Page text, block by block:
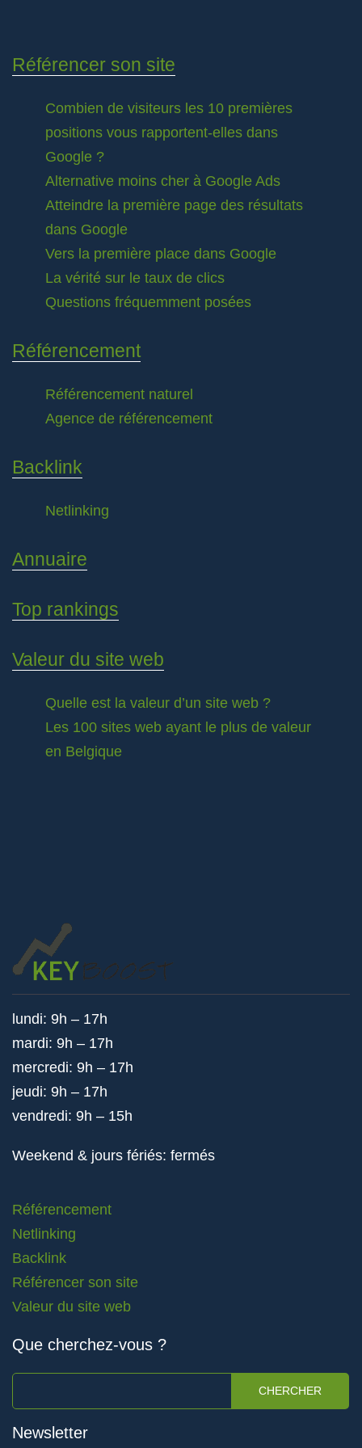
Référencer son site
Combien de visiteurs les 10 premières
positions vous rapportent-elles dans
Google ?
Alternative moins cher à Google Ads
Atteindre la première page des résultats
dans Google
Vers la première place dans Google
La vérité sur le taux de clics
Questions fréquemment posées
Référencement
Référencement naturel
Agence de référencement
Backlink
Netlinking
Annuaire
Top rankings
Valeur du site web
Quelle est la valeur d’un site web ?
Les 100 sites web ayant le plus de valeur
en Belgique
lundi: 9h – 17h
mardi: 9h – 17h
mercredi: 9h – 17h
jeudi: 9h – 17h
vendredi: 9h – 15h
Weekend & jours fériés: fermés
Référencement
Netlinking
Backlink
Référencer son site
Valeur du site web
Que cherchez-vous ?
CHERCHER
Newsletter